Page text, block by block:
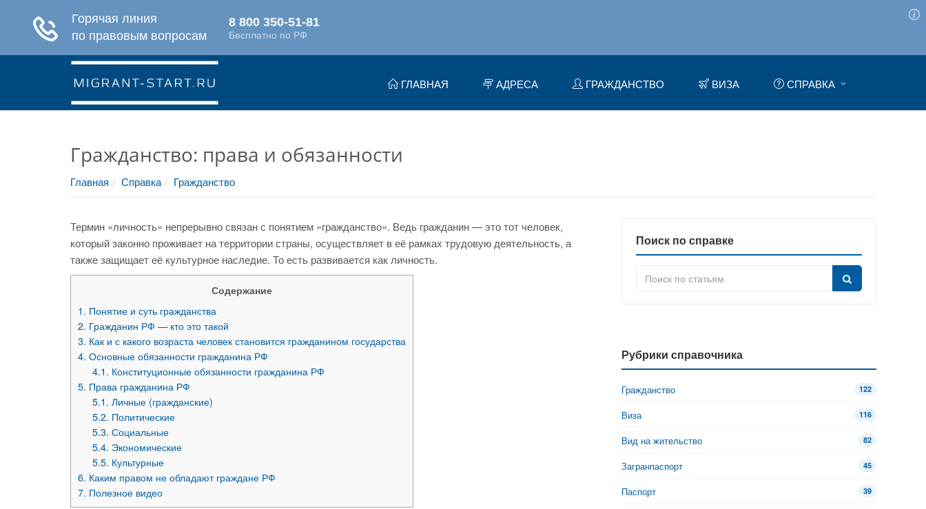
ГЛАВНАЯ АДРЕСА ГРАЖДАНСТВО ВИЗА СПРАВКА
Гражданство: права и обязанности
Главная Справка Гражданство
Термин «личность» непрерывно связан с понятием «гражданство». Ведь гражданин — это тот человек,
который законно проживает на территории страны, осуществляет в её рамках трудовую деятельность, а
также защищает её культурное наследие. То есть развивается как личность.
Содержание
1. Понятие и суть гражданства
2. Гражданин РФ — кто это такой
3. Как и с какого возраста человек становится гражданином государства
4. Основные обязанности гражданина РФ
4.1. Конституционные обязанности гражданина РФ
5. Права гражданина РФ
5.1. Личные (гражданские)
5.2. Политические
5.3. Социальные
5.4. Экономические
5.5. Культурные
6. Каким правом не обладают граждане РФ
7. Полезное видео
Поиск по справке
Рубрики справочника
Гражданство 122
Виза 116
Вид на жительство 82
Загранпаспорт 45
Паспорт 39